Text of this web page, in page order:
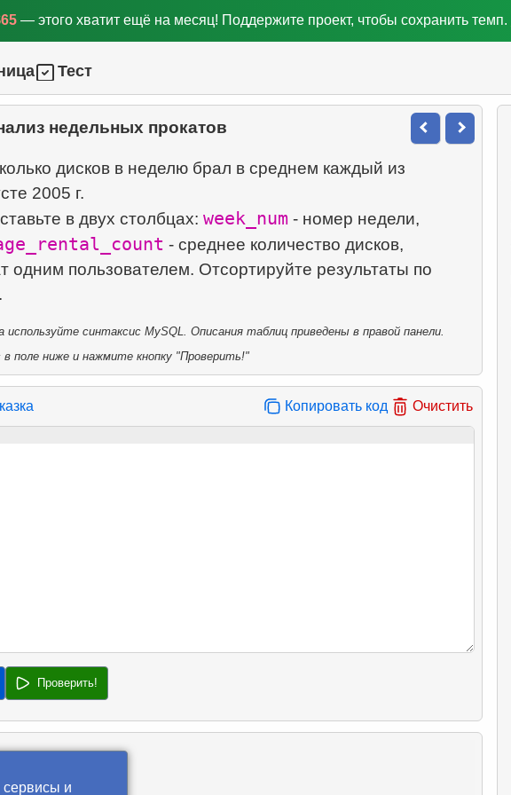
— этого хватит ещё на месяц! Поддержите проект, чтобы сохранить темп.
Тест
недельных прокатов
дисков в неделю брал в среднем каждый из
2005 г.
в двух столбцах: week_num - номер недели,
- среднее количество дисков,
одним пользователем. Отсортируйте результаты по
синтаксис MySQL. Описания таблиц приведены в правой панели.
поле ниже и нажмите кнопку "Проверить!"
Копировать код Очистить
Проверить!
сервисы и